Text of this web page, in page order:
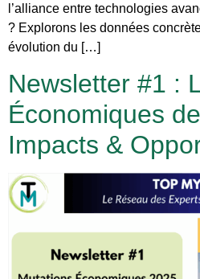
l’alliance entre technologies
? Explorons les données
évolution du […]
Newsletter #1 :
Économiques
Impacts &